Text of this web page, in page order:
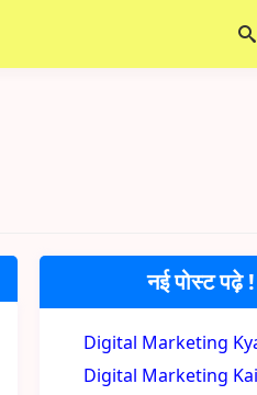
नई पोस्ट पढ़े !
Digital Marketing
Digital Marketing